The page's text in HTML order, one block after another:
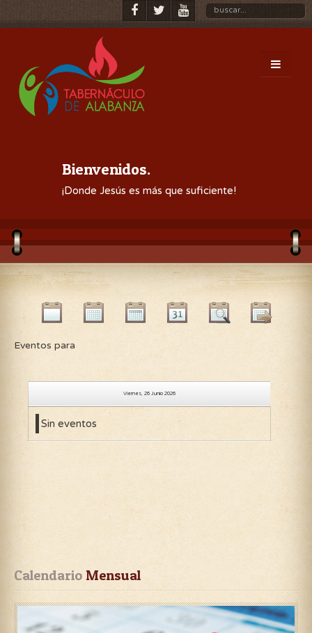
Bienvenidos.
¡Donde Jesús es más que suficiente!
Eventos para
Viernes, 26 Junio 2026
Sin eventos
Calendario Mensual